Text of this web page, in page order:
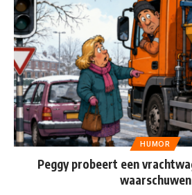
HUMOR
Peggy probeert een
waarschuwen